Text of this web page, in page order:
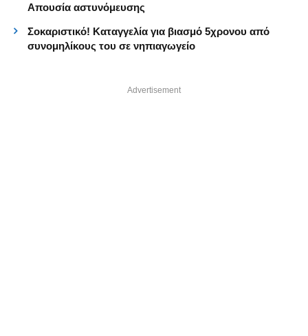
Απουσία αστυνόμευσης
Σοκαριστικό! Καταγγελία για βιασμό 5χρονου από
συνομηλίκους του σε νηπιαγωγείο
Advertisement